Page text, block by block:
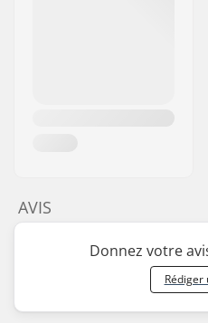
AVIS
Donnez votre
Rédiger